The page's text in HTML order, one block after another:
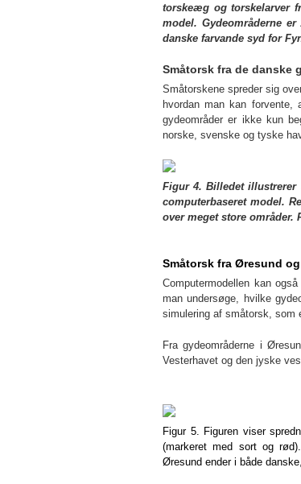
torskeæg og torskelarver
model. Gydeområderne
danske farvande syd for
Småtorsk fra de danske
Småtorskene spreder sig
hvordan man kan
gydeområder er ikke kun
norske, svenske og tyske
Figur 4. Billedet illustrerer
computerbaseret model.
over meget store områder.
Småtorsk fra Øresund
Computermodellen kan
man undersøge, hvilke
simulering af småtorsk, som
Fra gydeområderne i
Vesterhavet og den jyske
Figur 5. Figuren viser
(markeret med sort og
Øresund ender i både